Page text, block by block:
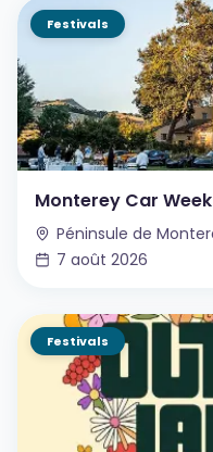
Festivals
Monterey Car Week
7 août 2026
Festivals